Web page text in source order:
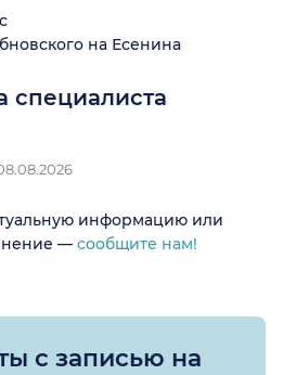
на Есенина
специалиста
информацию или
— сообщите нам!
с записью на